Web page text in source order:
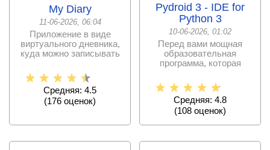
My Diary
11-06-2026, 06:04
Приложение в виде
виртуального дневника,
куда можно записывать
Средняя: 4.5
(176 оценок)
Pydroid 3 - IDE for
Python 3
10-06-2026, 01:02
Перед вами мощная
образовательная
программа, которая
материал
Средняя: 4.8
(108 оценок)